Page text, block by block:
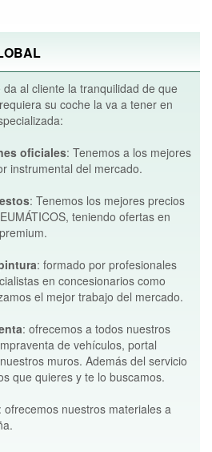
al cliente la tranquilidad de que
su coche la va a tener en
oficiales: Tenemos a los mejores
instrumental del mercado.
: Tenemos los mejores precios
teniendo ofertas en
: formado por profesionales
en concesionarios como
el mejor trabajo del mercado.
: ofrecemos a todos nuestros
de vehículos, portal
muros. Además del servicio
que quieres y te lo buscamos.
: ofrecemos nuestros materiales a